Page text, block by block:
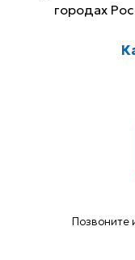
городах
Позвоните